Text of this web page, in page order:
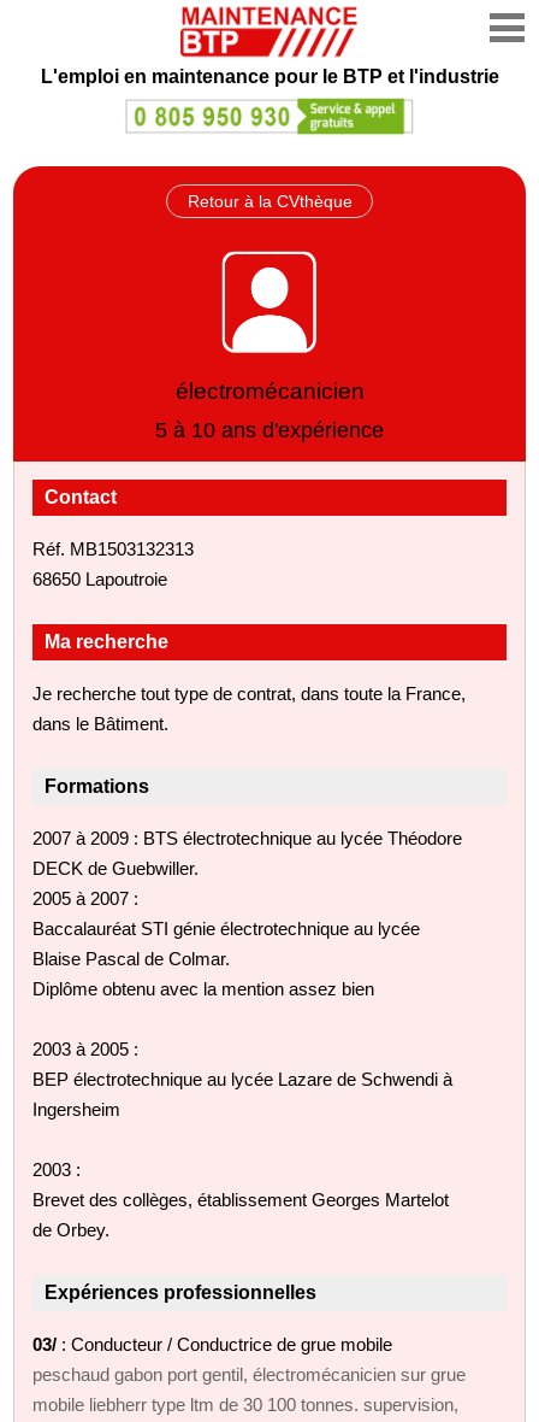
L'emploi en maintenance pour le BTP et l'industrie
Retour à la CVthèque
électromécanicien
5 à 10 ans d'expérience
Contact
Réf. MB1503132313
68650 Lapoutroie
Ma recherche
Je recherche tout type de contrat, dans toute la France,
dans le Bâtiment.
Formations
2007 à 2009 : BTS électrotechnique au lycée Théodore
DECK de Guebwiller.
2005 à 2007 :
Baccalauréat STI génie électrotechnique au lycée
Blaise Pascal de Colmar.
Diplôme obtenu avec la mention assez bien
2003 à 2005 :
BEP électrotechnique au lycée Lazare de Schwendi à
Ingersheim
2003 :
Brevet des collèges, établissement Georges Martelot
de Orbey.
Expériences professionnelles
03/ : Conducteur / Conductrice de grue mobile
peschaud gabon port gentil, électromécanicien sur grue
mobile liebherr type ltm de 30 100 tonnes. supervision,